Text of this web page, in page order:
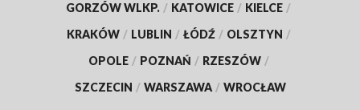
GORZÓW WLKP. / KATOWICE / KIELCE /
KRAKÓW / LUBLIN / ŁÓDŹ / OLSZTYN /
OPOLE / POZNAŃ / RZESZÓW /
SZCZECIN / WARSZAWA / WROCŁAW